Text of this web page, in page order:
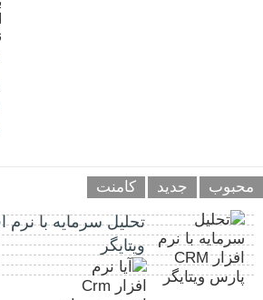
محبوب جدید کامنت
ویتایگر